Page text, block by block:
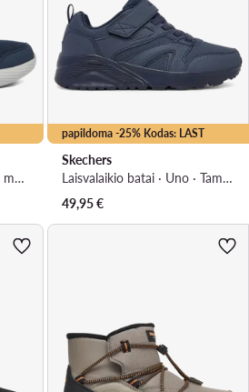
Laisvalaikio batai · Tamsiai mėlyna
papildoma -25% Kodas: LAST
Skechers
Laisvalaikio batai · Uno · Tamsiai mėlyna
49,95€